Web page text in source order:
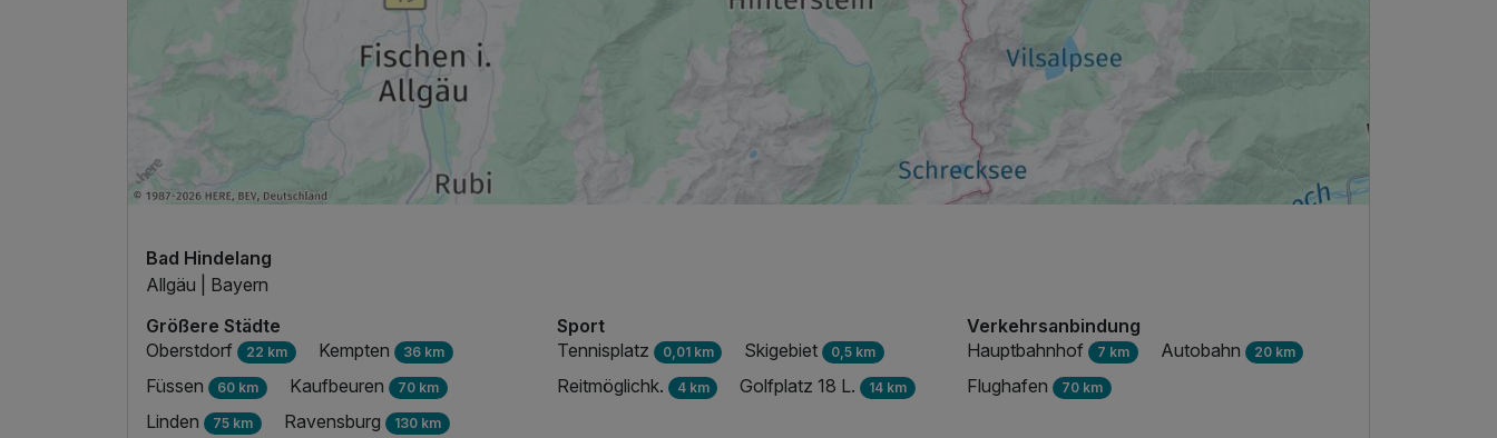
Bad Hindelang
Allgäu | Bayern
Größere Städte
Oberstdorf 22 km Kempten 36 km
Füssen 60 km Kaufbeuren 70 km
Linden 75 km Ravensburg 130 km
Sport
Tennisplatz
0,01 km Skigebiet 0,5 km
Reitmöglichk. 4 km Golfplatz 18 L. 14 km
Verkehrsanbindung
Hauptbahnhof 7 km Autobahn 20 km
Flughafen 70 km